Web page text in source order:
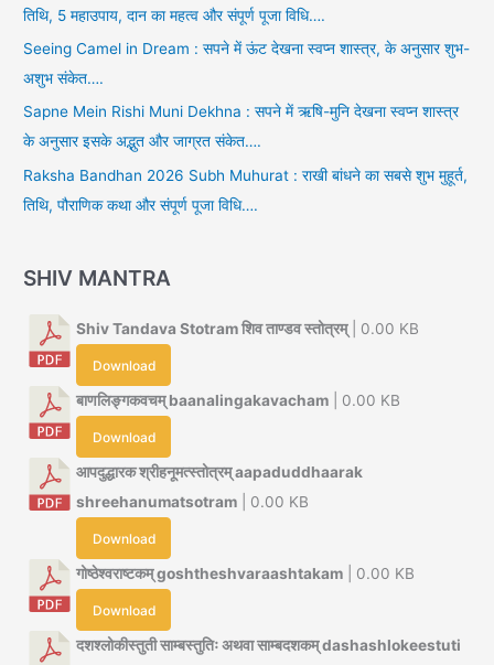
तिथि, 5 महाउपाय, दान का महत्व और संपूर्ण पूजा विधि….
Seeing Camel in Dream : सपने में ऊंट देखना स्वप्न शास्त्र, के अनुसार शुभ-
अशुभ संकेत….
Sapne Mein Rishi Muni Dekhna : सपने में ऋषि-मुनि देखना स्वप्न शास्त्र
के अनुसार इसके अद्भुत और जाग्रत संकेत….
Raksha Bandhan 2026 Subh Muhurat : राखी बांधने का सबसे शुभ मुहूर्त,
तिथि, पौराणिक कथा और संपूर्ण पूजा विधि….
SHIV MANTRA
Shiv Tandava Stotram शिव ताण्डव स्तोत्रम्| 0.00 KB
Download
बाणलिङ्गकवचम् baanalingakavacham | 0.00 KB
Download
आपदुद्धारक श्रीहनूमत्स्तोत्रम् aapaduddhaarak
shreehanumatsotram | 0.00 KB
Download
गोष्ठेश्वराष्टकम् goshtheshvaraashtakam | 0.00 KB
Download
दशश्लोकीस्तुती साम्बस्तुतिः अथवा साम्बदशकम् dashashlokeestuti